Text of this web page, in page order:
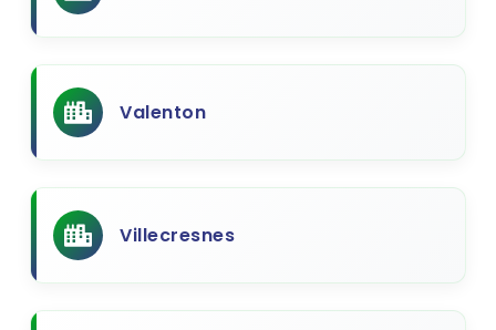
Valenton
Villecresnes